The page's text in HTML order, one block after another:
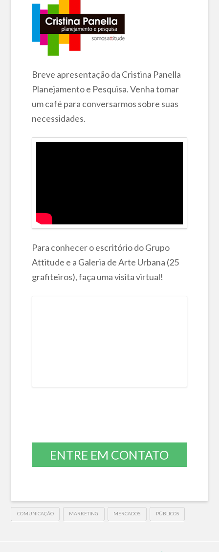
Breve apresentação da Cristina Panella
Planejamento e Pesquisa. Venha tomar
um café para conversarmos sobre suas
necessidades.
Para conhecer o escritório do Grupo
Attitude e a Galeria de Arte Urbana (25
grafiteiros), faça uma visita virtual!
ENTRE EM CONTATO
COMUNICAÇÃO MARKETING MERCADOS PÚBLICOS